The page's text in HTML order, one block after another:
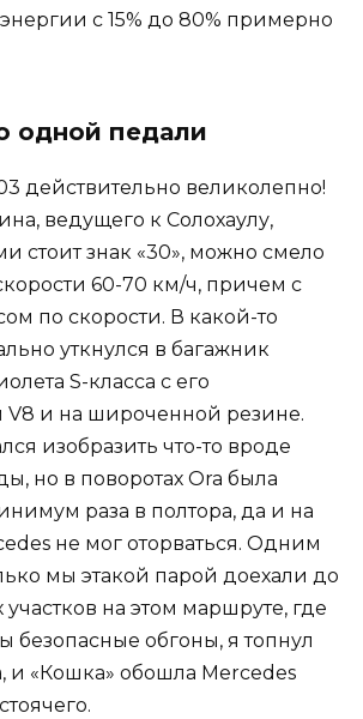
с 15% до 80% примерно
одной педали
действительно великолепно!
ведущего к Солохаулу,
стоит знак «30», можно смело
60-70 км/ч, причем с
по скорости. В какой-то
уткнулся в багажник
S-класса с его
и на широченной резине.
изобразить что-то вроде
но в поворотах Ora была
раза в полтора, да и на
не мог оторваться. Одним
мы этакой парой доехали до
на этом маршруте, где
безопасные обгоны, я топнул
и «Кошка» обошла Mercedes